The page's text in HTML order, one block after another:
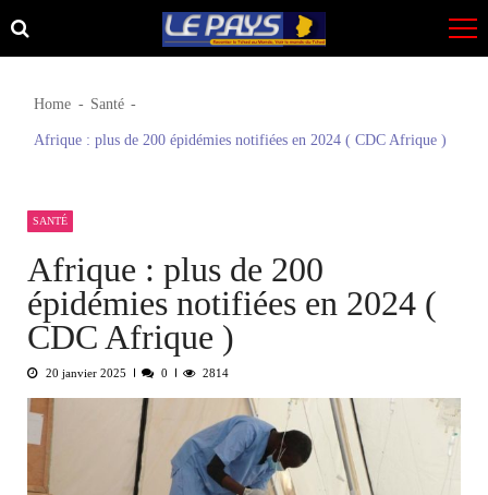
Skip
to
Skip
to
Home Santé
Afrique : plus de 200 épidémies notifiées en 2024 ( CDC Afrique )
SANTÉ
Afrique : plus de 200
épidémies notifiées en 2024 (
CDC Afrique )
20 janvier 2025 0 2814